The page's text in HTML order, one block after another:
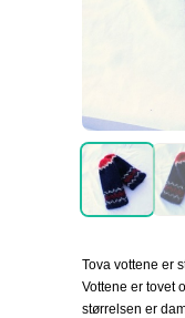
Tova vottene er
Vottene er tovet
størrelsen er